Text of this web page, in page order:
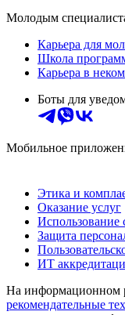
Молодым
Карьера для
Школа
Карьера в
Боты для
Мобильное
Этика и
Оказание услуг
Использование
Защита
ИТ
На информационном
рекомендательные